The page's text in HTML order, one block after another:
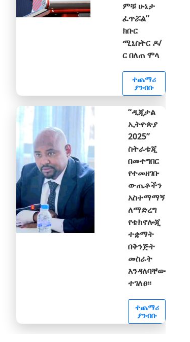
ምቹ ሁኔታ
ፈጥሯል”
ክቡር
ሚኒስትር ዶ/
ር በለጠ ሞላ
ተጨማሪ
ያንብቡ
“ዲጂታል
ኢትዮጵያ
2025”
ስትራቴጂ
በመተግበር
የተመዘገቡ
ውጤቶችን
አስተማማኝ
ለማድረግ
የቴክኖሎጂ
ተቋማት
በቅንጅት
መስራት
እንዳለባቸው
ተገለፀ፡፡
ተጨማሪ
ያንብቡ